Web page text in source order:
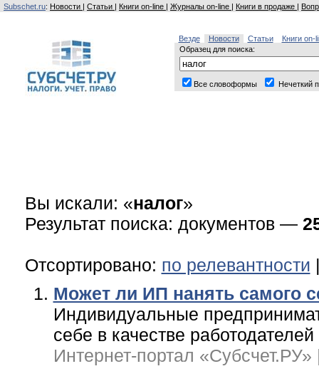
Subschet.ru: Новости | Статьи | Книги on-line | Журналы on-line | Книги в продаже |
Везде Новости Статьи
Книги on-
Образец для поиска:
Все словоформы Нечеткий
Вы искали: «налог»
Результат поиска: документов —
Отсортировано: по релевантности
Может ли ИП нанять самого
Индивидуальные
себе в качестве работодателей
Интернет-портал